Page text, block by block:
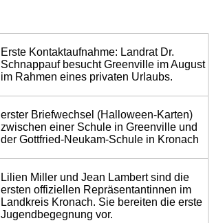
Erste Kontaktaufnahme: Landrat Dr.
Schnappauf besucht Greenville im August
im Rahmen eines privaten Urlaubs.
erster Briefwechsel (Halloween-Karten)
zwischen einer Schule in Greenville und
der Gottfried-Neukam-Schule in Kronach
Lilien Miller und Jean Lambert sind die
ersten offiziellen Repräsentantinnen im
Landkreis Kronach. Sie bereiten die erste
Jugendbegegnung vor.